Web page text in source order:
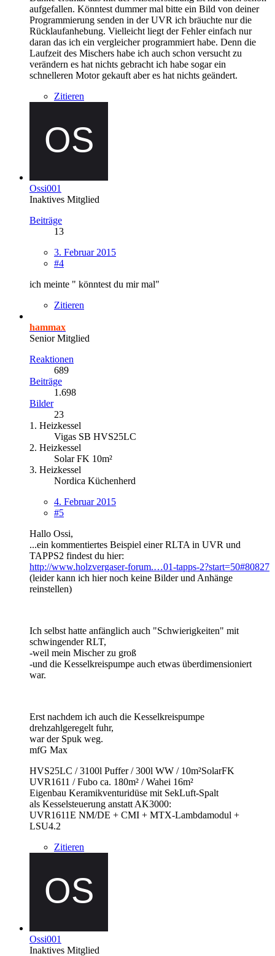
aufgefallen. Könntest dummer mal bitte ein Bild von deiner
Programmierung senden in der UVR ich bräuchte nur die
Rücklaufanhebung. Vielleicht liegt der Fehler einfach nur
daran das ich ein vergleicher programmiert habe. Denn die
Laufzeit des Mischers habe ich auch schon versucht zu
verändern es hat nichts gebracht ich habe sogar ein
schnelleren Motor gekauft aber es hat nichts geändert.
Zitieren
Ossi001
Inaktives Mitglied
Beiträge
13
3. Februar 2015
#4
ich meinte " könntest du mir mal"
Zitieren
hammax
Senior Mitglied
Reaktionen
689
Beiträge
1.698
Bilder
23
1. Heizkessel
Vigas SB HVS25LC
2. Heizkessel
Solar FK 10m²
3. Heizkessel
Nordica Küchenherd
4. Februar 2015
#5
Hallo Ossi,
...ein kommentiertes Beispiel einer RLTA in UVR und
TAPPS2 findest du hier:
http://www.holzvergaser-forum.…01-tapps-2?start=50#80827
(leider kann ich hier noch keine Bilder und Anhänge
reinstellen)
Ich selbst hatte anfänglich auch "Schwierigkeiten" mit
schwingender RLT,
-weil mein Mischer zu groß
-und die Kesselkreispumpe auch etwas überdimensioniert
war.
Erst nachdem ich auch die Kesselkreispumpe
drehzahlgeregelt fuhr,
war der Spuk weg.
mfG Max
HVS25LC / 3100l Puffer / 300l WW / 10m²SolarFK
UVR1611 / Fubo ca. 180m² / Wahei 16m²
Eigenbau Keramikventuridüse mit SekLuft-Spalt
als Kesselsteuerung anstatt AK3000:
UVR1611E NM/DE + CMI + MTX-Lambdamodul +
LSU4.2
Zitieren
Ossi001
Inaktives Mitglied